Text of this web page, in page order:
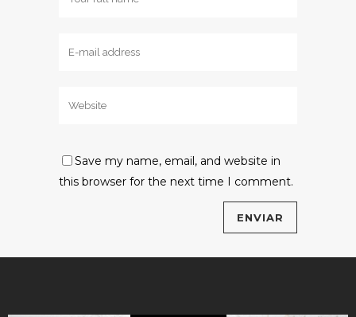
Save my name, email, and website in
this browser for the next time I comment.